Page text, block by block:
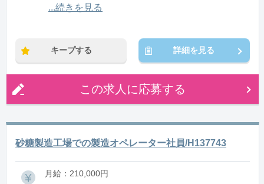
12:00〜21:00(休憩1:00)
...続きを見る
キープする 詳細を見る
この求人に応募する
砂糖製造工場での製造オペレーター社員/H137743
月給：210,000円